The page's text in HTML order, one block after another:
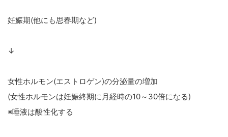
妊娠期(他にも思春期など)
↓
女性ホルモン(エストロゲン)の分泌量の増加
(女性ホルモンは妊娠終期に月経時の10～30倍になる)
※唾液は酸性化する